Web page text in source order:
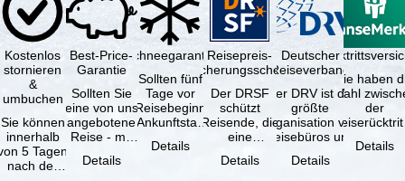
Kostenlos
stornieren
&
umbuchen
Sie können
innerhalb
5 Tagen
nach der
Best-Price-
Garantie
Sollten Sie
eine von uns
angebotene
Reise - mit
Leistung und
Details
Schneegarantie
Sollten fünf
Tage vor
Reisebeginn
(Ankunftstag)
aufgrund von
Schneemangel
Details
Reisepreis-
Sicherungsschein
Der DRSF
schützt
Reisende, die
eine
oder
Details
Deutscher
Reiseverband
Der DRV ist die
größte
Organisation von
Reisebüros und
Reiseveranstaltern
in …
Details
Sie haben
Wahl
der
(inklusive
Details